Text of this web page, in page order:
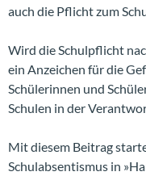
auch die Pflicht zum
Wird die Schulpflicht
ein Anzeichen für die
Schülerinnen und
Schulen in der
Mit diesem Beitrag
Schulabsentismus in